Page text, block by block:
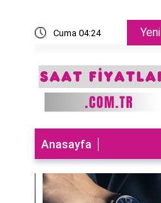
Cuma 04:24 Yeni
Anasayfa